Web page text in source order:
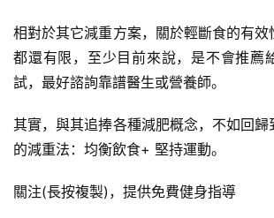
相對於其它減重方案，關於輕斷食的有
都還有限，至少目前來說，是不會推薦
試，最好諮詢靠譜醫生或營養師。
其實，與其追捧各種減肥概念，不如回
的減重法：均衡飲食+ 堅持運動。
關注(長按複製)，提供免費健身指導